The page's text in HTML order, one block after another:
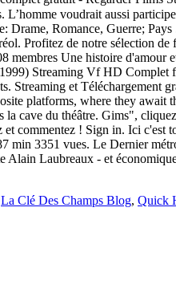
La Clé Des Champs Blog, Quick